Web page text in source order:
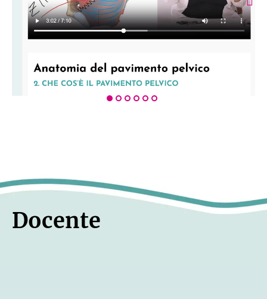
dell’accesso ai materiali didattici.
Il corso ha la durata di 18 mesi se, al
termine di tale lasso di tempo, volessi
richiedere un codice sconto a te
dedicato del 60% scrivendoci a
Una volta terminato il periodo di
accesso al corso, non mi sarà
possibile verificare il completamento
Docente